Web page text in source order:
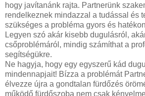
hogy javítanánk rajta. Partnerünk
rendelkeznek mindazzal a tudással és
szükséges a probléma gyors és
Legyen szó akár kisebb dugulásról,
csőproblémáról, mindig számíthat a
segítségükre.
Ne hagyja, hogy egy egyszerű kád
mindennapjait! Bízza a problémát
élvezze újra a gondtalan fürdőzés
működő fürdőszoba nem csak